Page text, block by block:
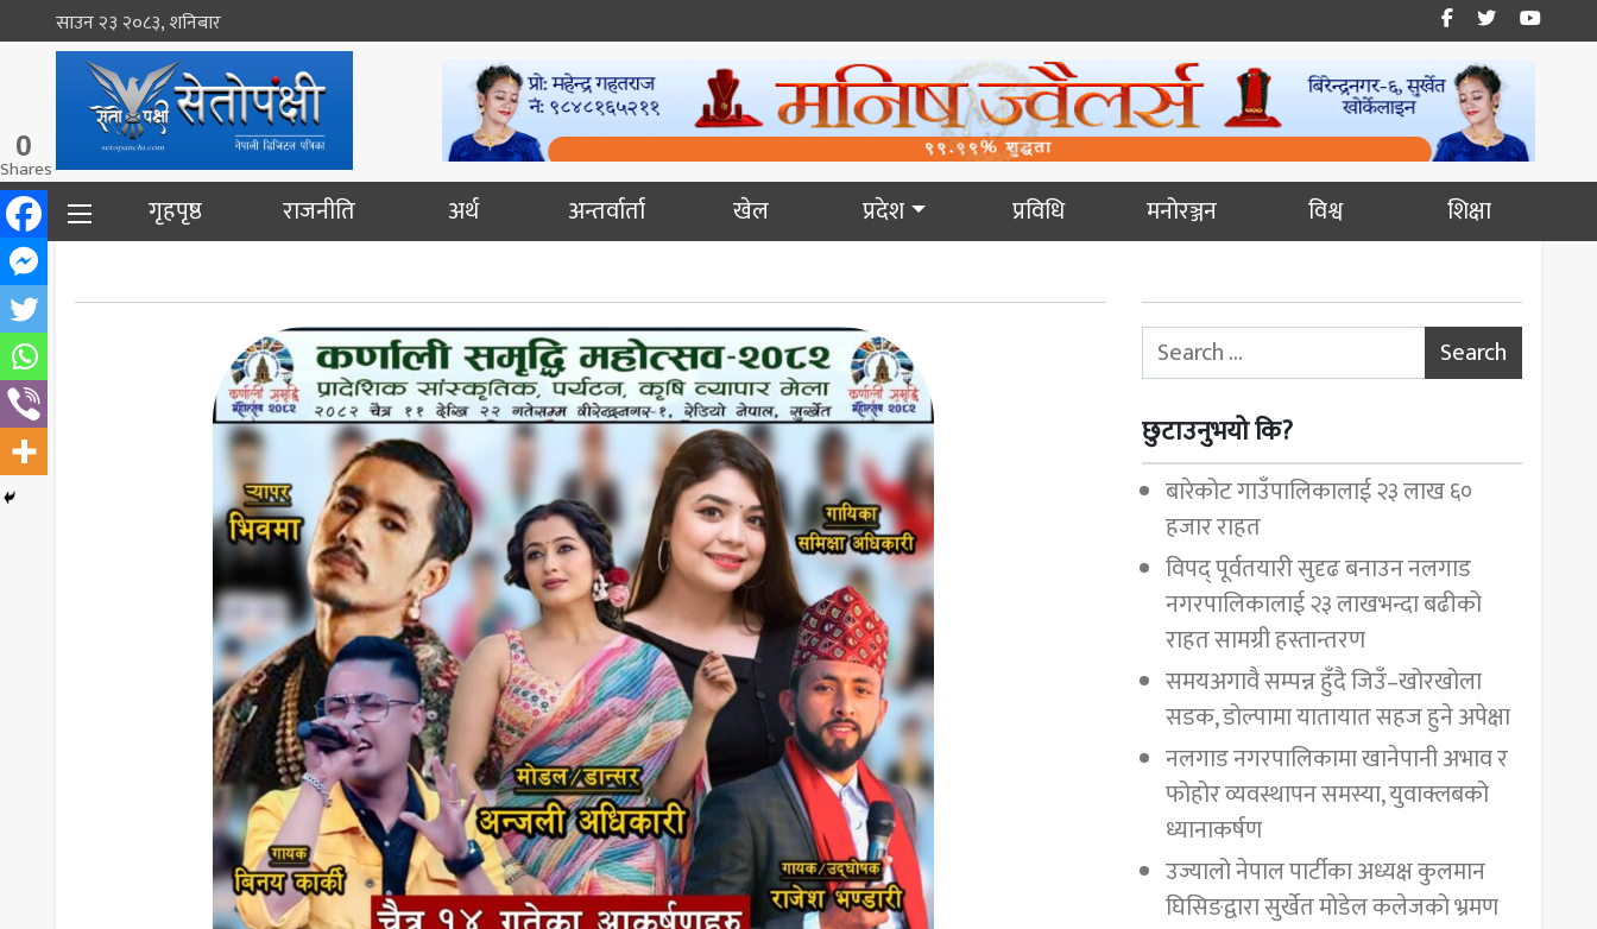
साउन २३ २०८३, शनिबार
गृहपृष्ठ राजनीति अर्थ अन्तर्वार्ता खेल प्रदेश प्रविधि मनोरञ्जन विश्व शिक्षा
0
Shares
Search for:
छुटाउनुभयो कि?
बारेकोट गाउँपालिकालाई २३ लाख ६०
हजार राहत
विपद् पूर्वतयारी सुदृढ बनाउन नलगाड
नगरपालिकालाई २३ लाखभन्दा बढीको
राहत सामग्री हस्तान्तरण
समयअगावै सम्पन्न हुँदै जिउँ–खोरखोला
सडक, डोल्पामा यातायात सहज हुने अपेक्षा
नलगाड नगरपालिकामा खानेपानी अभाव र
फोहोर व्यवस्थापन समस्या, युवाक्लबको
ध्यानाकर्षण
उज्यालो नेपाल पार्टीका अध्यक्ष कुलमान
घिसिङद्वारा सुर्खेत मोडेल कलेजको भ्रमण